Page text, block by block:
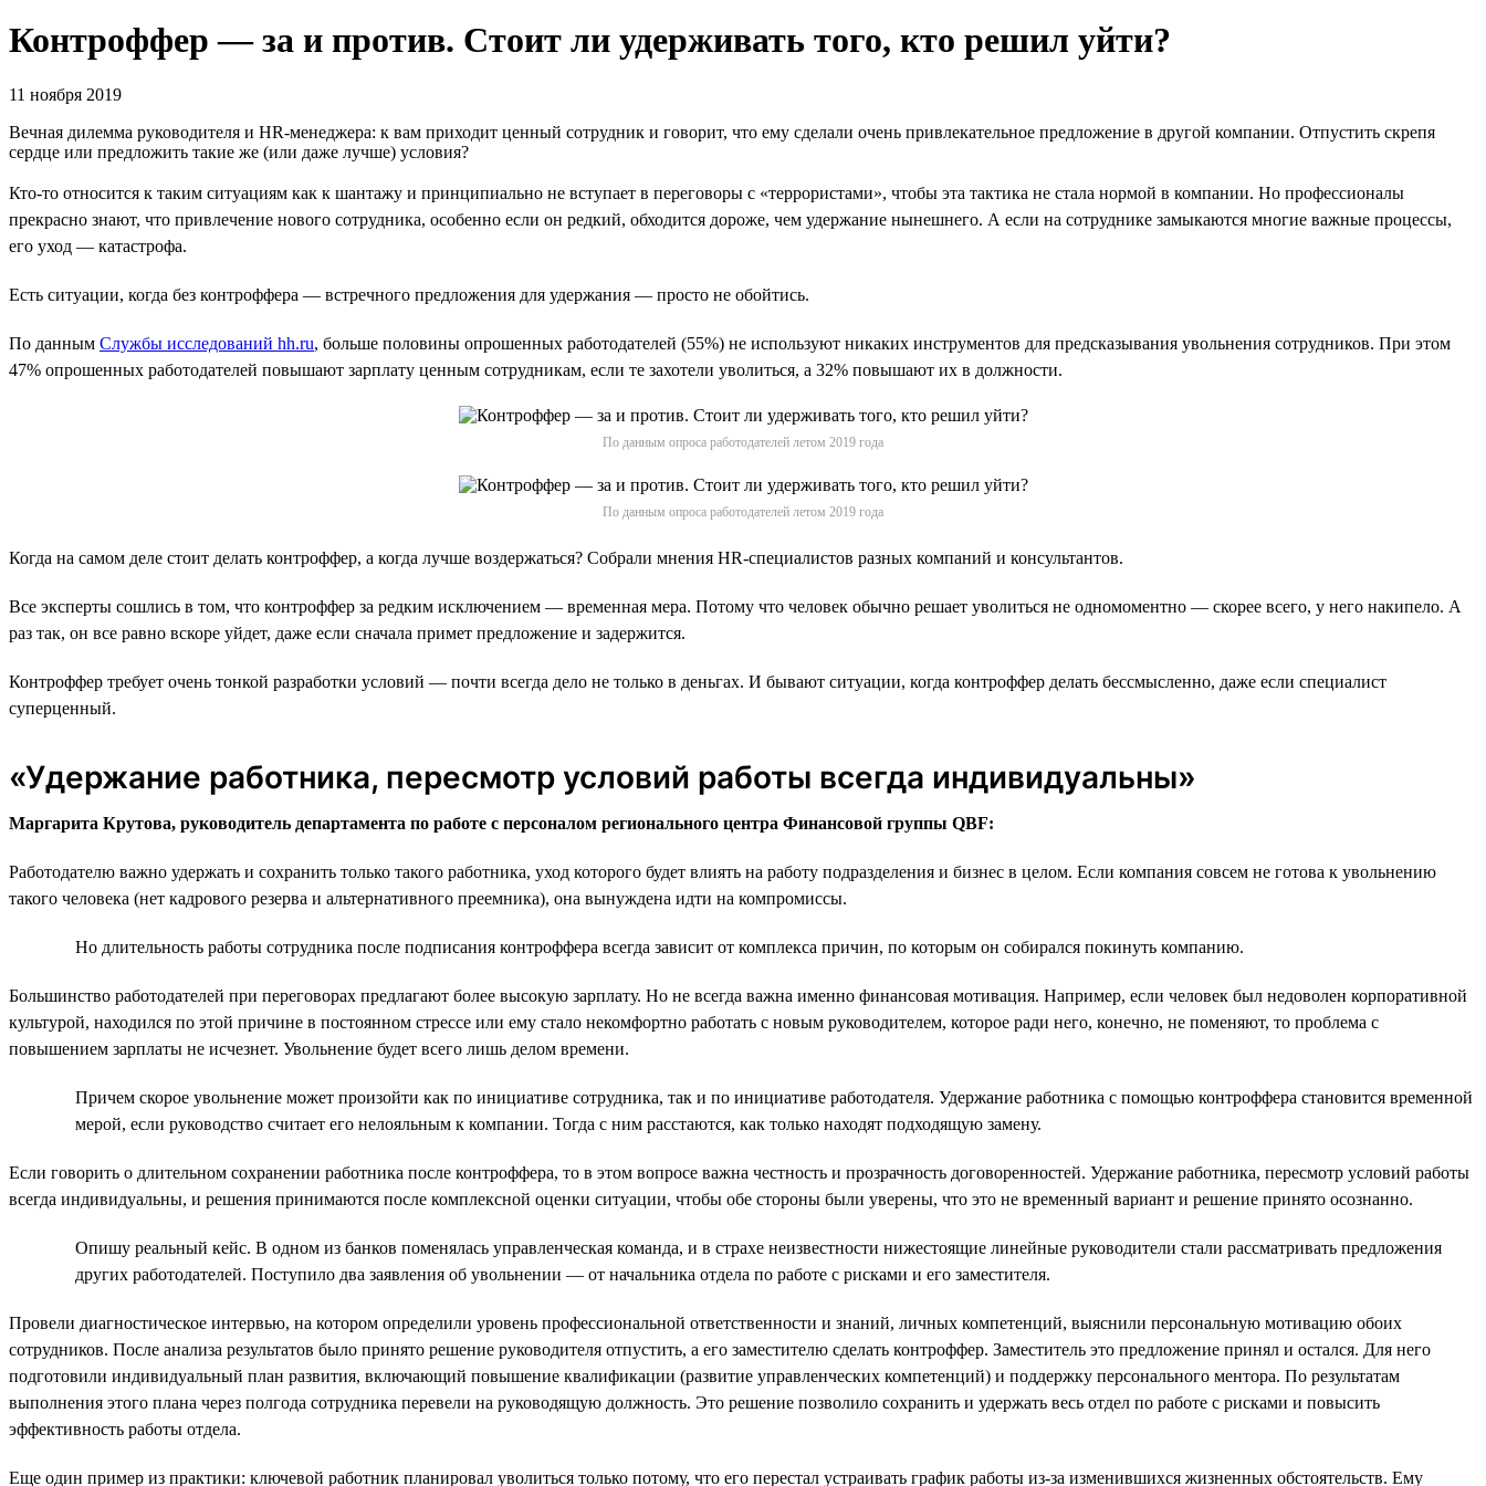
Контроффер — за и против. Стоит ли удерживать того, кто решил уйти?
11 ноября 2019
Вечная дилемма руководителя и HR-менеджера: к вам приходит ценный сотрудник и говорит, что ему сделали очень привлекательное предложение в другой компании. Отпустить скрепя
сердце или предложить такие же (или даже лучше) условия?
Кто-то относится к таким ситуациям как к шантажу и принципиально не вступает в переговоры с «террористами», чтобы эта тактика не стала нормой в компании. Но профессионалы
прекрасно знают, что привлечение нового сотрудника, особенно если он редкий, обходится дороже, чем удержание нынешнего. А если на сотруднике замыкаются многие важные процессы,
его уход — катастрофа.
Есть ситуации, когда без контроффера — встречного предложения для удержания — просто не обойтись.
По данным Службы исследований hh.ru, больше половины опрошенных работодателей (55%) не используют никаких инструментов для предсказывания увольнения сотрудников. При этом
47% опрошенных работодателей повышают зарплату ценным сотрудникам, если те захотели уволиться, а 32% повышают их в должности.
По данным опроса работодателей летом 2019 года
По данным опроса работодателей летом 2019 года
Когда на самом деле стоит делать контроффер, а когда лучше воздержаться? Собрали мнения HR-специалистов разных компаний и консультантов.
Все эксперты сошлись в том, что контроффер за редким исключением — временная мера. Потому что человек обычно решает уволиться не одномоментно — скорее всего, у него накипело. А
раз так, он все равно вскоре уйдет, даже если сначала примет предложение и задержится.
Контроффер требует очень тонкой разработки условий — почти всегда дело не только в деньгах. И бывают ситуации, когда контроффер делать бессмысленно, даже если специалист
суперценный.
«Удержание работника, пересмотр условий работы всегда индивидуальны»
Маргарита Крутова, руководитель департамента по работе с персоналом регионального центра Финансовой группы QBF:
Работодателю важно удержать и сохранить только такого работника, уход которого будет влиять на работу подразделения и бизнес в целом. Если компания совсем не готова к увольнению
такого человека (нет кадрового резерва и альтернативного преемника), она вынуждена идти на компромиссы.
Но длительность работы сотрудника после подписания контроффера всегда зависит от комплекса причин, по которым он собирался покинуть компанию.
Большинство работодателей при переговорах предлагают более высокую зарплату. Но не всегда важна именно финансовая мотивация. Например, если человек был недоволен корпоративной
культурой, находился по этой причине в постоянном стрессе или ему стало некомфортно работать с новым руководителем, которое ради него, конечно, не поменяют, то проблема с
повышением зарплаты не исчезнет. Увольнение будет всего лишь делом времени.
Причем скорое увольнение может произойти как по инициативе сотрудника, так и по инициативе работодателя. Удержание работника с помощью контроффера становится временной
мерой, если руководство считает его нелояльным к компании. Тогда с ним расстаются, как только находят подходящую замену.
Если говорить о длительном сохранении работника после контроффера, то в этом вопросе важна честность и прозрачность договоренностей. Удержание работника, пересмотр условий работы
всегда индивидуальны, и решения принимаются после комплексной оценки ситуации, чтобы обе стороны были уверены, что это не временный вариант и решение принято осознанно.
Опишу реальный кейс. В одном из банков поменялась управленческая команда, и в страхе неизвестности нижестоящие линейные руководители стали рассматривать предложения
других работодателей. Поступило два заявления об увольнении — от начальника отдела по работе с рисками и его заместителя.
Провели диагностическое интервью, на котором определили уровень профессиональной ответственности и знаний, личных компетенций, выяснили персональную мотивацию обоих
сотрудников. После анализа результатов было принято решение руководителя отпустить, а его заместителю сделать контроффер. Заместитель это предложение принял и остался. Для него
подготовили индивидуальный план развития, включающий повышение квалификации (развитие управленческих компетенций) и поддержку персонального ментора. По результатам
выполнения этого плана через полгода сотрудника перевели на руководящую должность. Это решение позволило сохранить и удержать весь отдел по работе с рисками и повысить
эффективность работы отдела.
Еще один пример из практики: ключевой работник планировал уволиться только потому, что его перестал устраивать график работы из-за изменившихся жизненных обстоятельств. Ему